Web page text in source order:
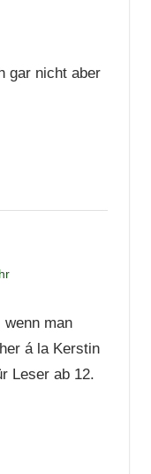
gar nicht aber
man
á la Kerstin
Leser ab 12.